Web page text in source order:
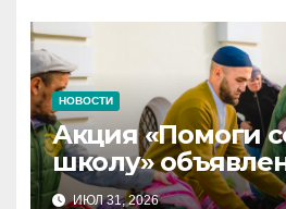
НОВОСТИ
Акция «Помоги
школу»
Татарстане
ИЮЛ 31, 2026